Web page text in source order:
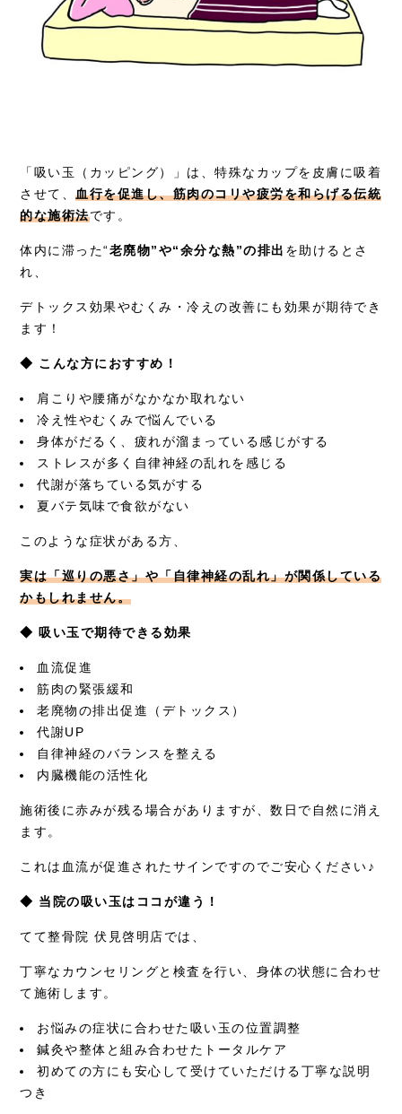
「吸い玉（カッピング）」は、特殊なカップを皮膚に吸着
させて、血行を促進し、筋肉のコリや疲労を和らげる伝統
的な施術法です。
体内に滞った“老廃物”や“余分な熱”の排出 を助けるとさ
れ、
デトックス効果やむくみ・冷えの改善にも効果が期待でき
ます！
◆ こんな方におすすめ！
肩こりや腰痛がなかなか取れない
冷え性やむくみで悩んでいる
身体がだるく、疲れが溜まっている感じがする
ストレスが多く自律神経の乱れを感じる
代謝が落ちている気がする
夏バテ気味で食欲がない
このような症状がある方、
実は「巡りの悪さ」や「自律神経の乱れ」が関係している
かもしれません。
◆ 吸い玉で期待できる効果
血流促進
筋肉の緊張緩和
老廃物の排出促進（デトックス）
代謝UP
自律神経のバランスを整える
内臓機能の活性化
施術後に赤みが残る場合がありますが、数日で自然に消え
ます。
これは血流が促進されたサインですのでご安心ください♪
◆ 当院の吸い玉はココが違う！
てて整骨院 伏見啓明店では、
丁寧なカウンセリングと検査を行い、身体の状態に合わせ
て施術します。
お悩みの症状に合わせた吸い玉の位置調整
鍼灸や整体と組み合わせたトータルケア
初めての方にも安心して受けていただける丁寧な説明
つき